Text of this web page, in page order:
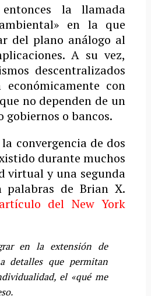
la llamada
en la que
del plano análogo al
A su vez,
descentralizados
económicamente con
no dependen de un
gobiernos o bancos.
convergencia de dos
durante muchos
virtual y una segunda
de Brian X.
del New York
en la extensión de
detalles que permitan
el «qué me